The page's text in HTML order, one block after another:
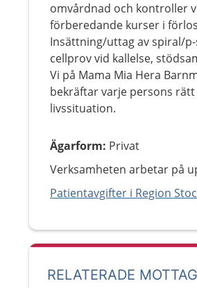
omvårdnad och kontroller
förberedande kurser i
Insättning/uttag av spiral/
cellprov vid kallelse,
Vi på Mama Mia Hera
bekräftar varje persons
livssituation.
Ägarform: Privat
Verksamheten arbetar på
Patientavgifter i Region
RELATERADE